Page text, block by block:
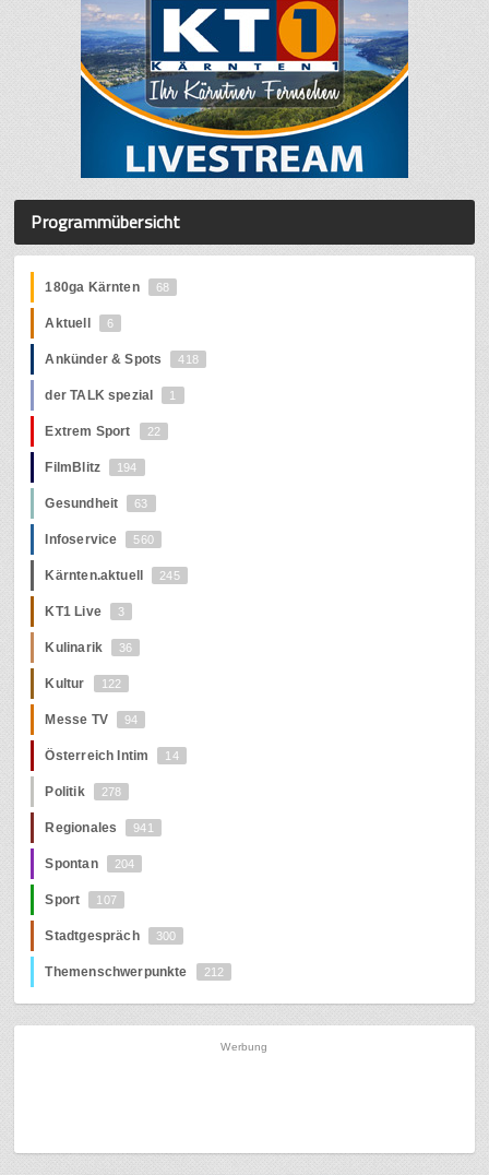
Programmübersicht
180ga Kärnten 68
Aktuell 6
Ankünder & Spots 418
der TALK spezial 1
Extrem Sport 22
FilmBlitz 194
Gesundheit 63
Infoservice 560
Kärnten.aktuell 245
KT1 Live 3
Kulinarik 36
Kultur 122
Messe TV 94
Österreich Intim 14
Politik 278
Regionales 941
Spontan 204
Sport 107
Stadtgespräch 300
Themenschwerpunkte 212
Werbung